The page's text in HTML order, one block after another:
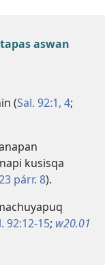
aswan
(Sal. 92:​1, 4;
kusisqa
párr. 8).
92:​12-15; w20.01